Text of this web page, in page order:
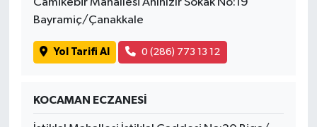
Bayramiç/Çanakkale
Yol Tarifi Al 0 (286) 773 13 12
KOCAMAN ECZANESİ